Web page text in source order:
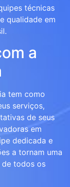
técnicas
qualidade em
a
tem como
serviços,
de seus
em
dedicada e
a tornam uma
de todos os